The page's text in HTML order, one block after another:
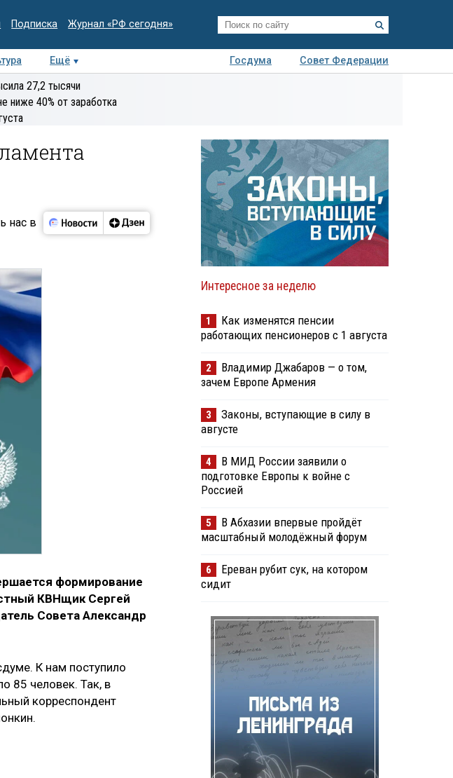
Подписка Журнал «РФ сегодня»
Ещё Госдума
Совет Федерации
Колумнисты
27,2 тысячи
ниже 40% от заработка
нас в
формирование
КВНщик Сергей
Совета Александр
К нам поступило
85 человек. Так, в
корреспондент
Интересное за неделю
1
Как изменятся пенсии
работающих пенсионеров с 1 августа
2
Владимир Джабаров — о том,
зачем Европе Армения
3
Законы, вступающие в силу в
августе
4
В МИД России заявили о
подготовке Европы к войне с
Россией
5
В Абхазии впервые пройдёт
масштабный молодёжный форум
6
Ереван рубит сук, на котором
сидит